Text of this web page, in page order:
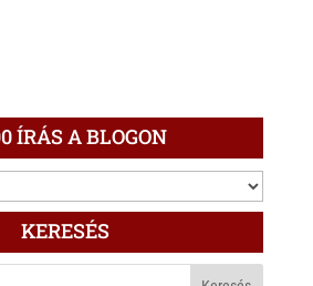
ÍRÁS A BLOGON
KERESÉS